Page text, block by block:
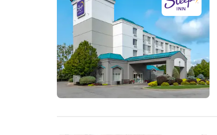
Français
Europa
Deutsch
Spain
English